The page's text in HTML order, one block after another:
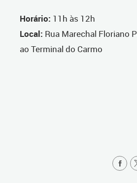
Horário: 11h às 12h
Local: Rua Marechal Floriano
ao Terminal do Carmo